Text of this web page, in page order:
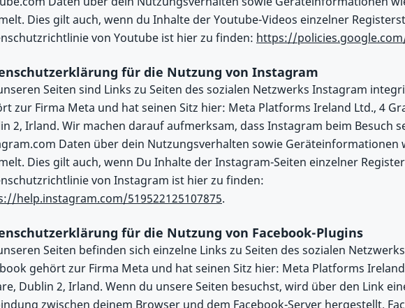
Dies gilt auch, wenn du Inhalte der Youtube-Videos einzelner
von Youtube ist hier zu finden: https://
für die Nutzung von Instagram
Seiten sind Links zu Seiten des sozialen Netzwerks Instagram
zur Firma Meta und hat seinen Sitz hier: Meta Platforms Ireland Ltd., 4
2, Irland. Wir machen darauf aufmerksam, dass Instagram beim Besuch
Daten über dein Nutzungsverhalten sowie Geräteinformationen
Dies gilt auch, wenn Du Inhalte der Instagram-Seiten einzelner
von Instagram ist hier zu finden:
help.instagram.com/519522125107875.
für die Nutzung von Facebook-Plugins
Seiten befinden sich einzelne Links zu Seiten des sozialen
gehört zur Firma Meta und hat seinen Sitz hier: Meta Platforms
Dublin 2, Irland. Wenn du unsere Seiten besuchst, wird über den Link
zwischen deinem Browser und dem Facebook-Server hergestellt.